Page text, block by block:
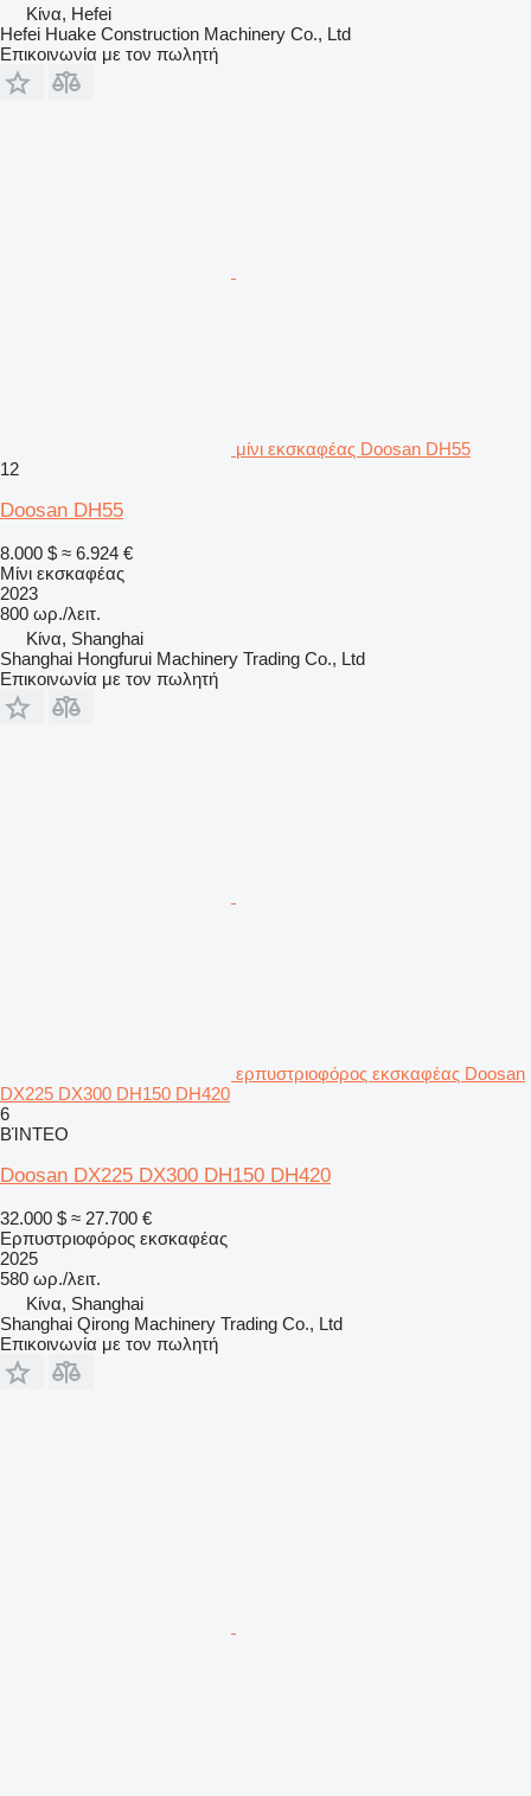
Κίνα, Hefei
Hefei Huake Construction Machinery Co., Ltd
Επικοινωνία με τον πωλητή
μίνι εκσκαφέας Doosan DH55
12
Doosan DH55
8.000 $ ≈ 6.924 €
Μίνι εκσκαφέας
2023
800 ωρ./λειτ.
Κίνα, Shanghai
Shanghai Hongfurui Machinery Trading Co., Ltd
Επικοινωνία με τον πωλητή
ερπυστριοφόρος εκσκαφέας Doosan
DX225 DX300 DH150 DH420
6
ΒΊΝΤΕΟ
Doosan DX225 DX300 DH150 DH420
32.000 $ ≈ 27.700 €
Ερπυστριοφόρος εκσκαφέας
2025
580 ωρ./λειτ.
Κίνα, Shanghai
Shanghai Qirong Machinery Trading Co., Ltd
Επικοινωνία με τον πωλητή